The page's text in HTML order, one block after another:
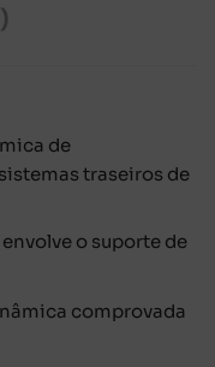
de
traseiros de
o suporte de
comprovada